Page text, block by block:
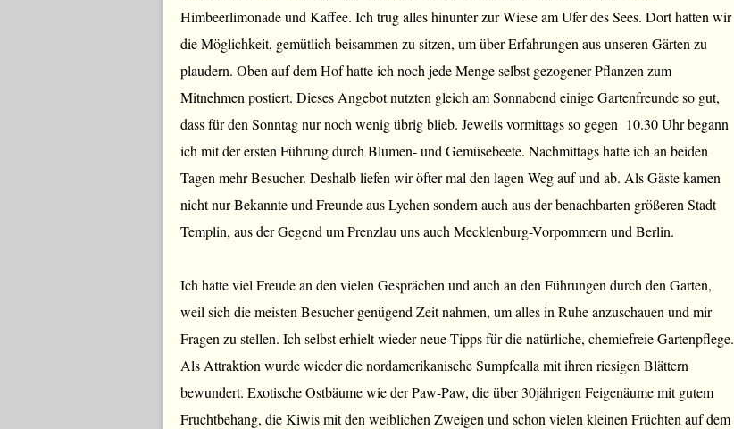
Himbeerlimonade und Kaffee. Ich trug alles hinunter zur Wiese am Ufer des Sees. Dort hatten wir
die Möglichkeit, gemütlich beisammen zu sitzen, um über Erfahrungen aus unseren Gärten zu
plaudern. Oben auf dem Hof hatte ich noch jede Menge selbst gezogener Pflanzen zum
Mitnehmen postiert. Dieses Angebot nutzten gleich am Sonnabend einige Gartenfreunde so gut,
dass für den Sonntag nur noch wenig übrig blieb. Jeweils vormittags so gegen 10.30 Uhr begann
ich mit der ersten Führung durch Blumen- und Gemüsebeete. Nachmittags hatte ich an beiden
Tagen mehr Besucher. Deshalb liefen wir öfter mal den lagen Weg auf und ab. Als Gäste kamen
nicht nur Bekannte und Freunde aus Lychen sondern auch aus der benachbarten größeren Stadt
Templin, aus der Gegend um Prenzlau uns auch Mecklenburg-Vorpommern und Berlin.
Ich hatte viel Freude an den vielen Gesprächen und auch an den Führungen durch den Garten,
weil sich die meisten Besucher genügend Zeit nahmen, um alles in Ruhe anzuschauen und mir
Fragen zu stellen. Ich selbst erhielt wieder neue Tipps für die natürliche, chemiefreie Gartenpflege.
Als Attraktion wurde wieder die nordamerikanische Sumpfcalla mit ihren riesigen Blättern
bewundert. Exotische Ostbäume wie der Paw-Paw, die über 30jährigen Feigenäume mit gutem
Fruchtbehang, die Kiwis mit den weiblichen Zweigen und schon vielen kleinen Früchten auf dem